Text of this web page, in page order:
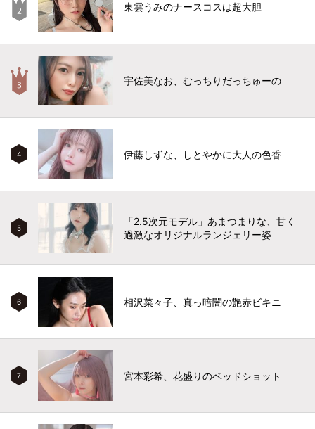
東雲うみのナースコスは超大胆
宇佐美なお、むっちりだっちゅーの
4 伊藤しずな、しとやかに大人の色香
5
「2.5次元モデル」あまつまりな、甘く
過激なオリジナルランジェリー姿
6 相沢菜々子、真っ暗闇の艶赤ビキニ
7 宮本彩希、花盛りのベッドショット